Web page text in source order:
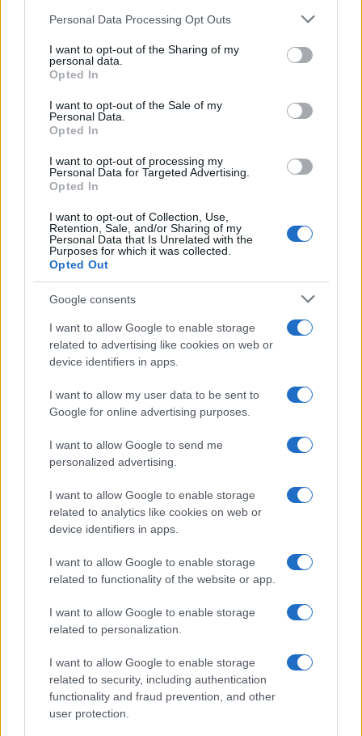
Please note that this website/app uses one or more Google
not limited to your visit or usage behaviour. You may click to
grant or deny consent to Google and its third-party tags to
use your data for below specified purposes in below Google
consent section.
Personal Data Processing Opt Outs
I want to opt-out of the Sharing of my
personal data.
Opted In
I want to opt-out of the Sale of my
Personal Data.
Opted In
I want to opt-out of processing my
Personal Data for Targeted Advertising.
Opted In
I want to opt-out of Collection, Use,
Retention, Sale, and/or Sharing of my
Personal Data that Is Unrelated with the
Purposes for which it was collected.
Opted Out
Google consents
I want to allow Google to enable storage
related to advertising like cookies on web or
device identifiers in apps.
I want to allow my user data to be sent to
Google for online advertising purposes.
I want to allow Google to send me
personalized advertising.
I want to allow Google to enable storage
related to analytics like cookies on web or
device identifiers in apps.
I want to allow Google to enable storage
related to functionality of the website or app.
I want to allow Google to enable storage
related to personalization.
I want to allow Google to enable storage
related to security, including authentication
functionality and fraud prevention, and other
user protection.